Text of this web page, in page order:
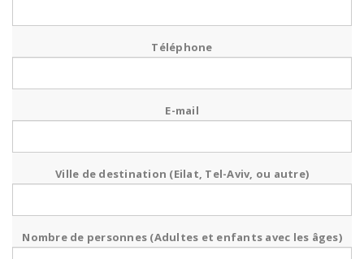
Téléphone
E-mail
Ville de destination (Eilat, Tel-Aviv, ou autre)
Nombre de personnes (Adultes et enfants avec les âges)